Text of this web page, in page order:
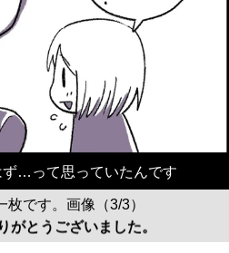
ず…って思っていたんです
枚です。画像（3/3）
がとうございました。